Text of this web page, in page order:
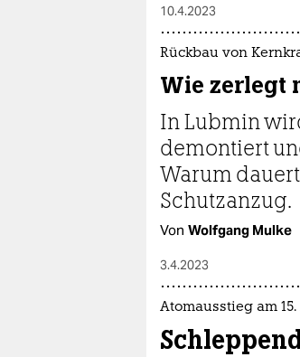
10.4.2023
Rückbau von
Wie zerlegt
In Lubmin
demontiert
Warum
Schutzanzug.
Von Wolfgang Mulke
3.4.2023
Atomausstieg am